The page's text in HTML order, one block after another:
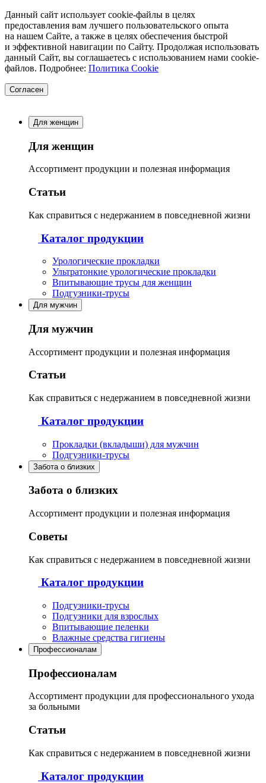
Данный сайт использует cookie-файлы в целях
предоставления вам лучшего пользовательского опыта
на нашем Сайте, а также в целях обеспечения быстрой
и эффективной навигации по Сайту. Продолжая использовать
данный Сайт, вы соглашаетесь с использованием нами cookie-
файлов. Подробнее: Политика Cookie
Согласен
Для женщин
Для женщин
Ассортимент продукции и полезная информация
Статьи
Как справиться с недержанием в повседневной жизни
Каталог продукции
Урологические прокладки
Ультратонкие урологические прокладки
Впитывающие трусы для женщин
Подгузники-трусы
Для мужчин
Для мужчин
Ассортимент продукции и полезная информация
Статьи
Как справиться с недержанием в повседневной жизни
Каталог продукции
Прокладки (вкладыши) для мужчин
Подгузники-трусы
Забота о близких
Забота о близких
Ассортимент продукции и полезная информация
Советы
Как справиться с недержанием в повседневной жизни
Каталог продукции
Подгузники-трусы
Подгузники для взрослых
Впитывающие пеленки
Влажные средства гигиены
Профессионалам
Профессионалам
Ассортимент продукции для профессионального ухода
за больными
Статьи
Как справиться с недержанием в повседневной жизни
Каталог продукции